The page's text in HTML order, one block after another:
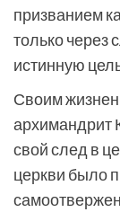
призванием
только через
истинную
Своим
архимандрит
свой след в
церкви было